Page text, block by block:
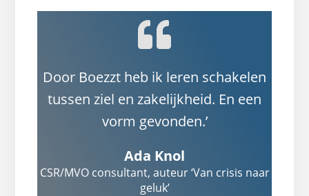
Door Boezzt heb ik leren schakelen
tussen ziel en zakelijkheid. En een
vorm gevonden.’
Ada Knol
CSR/MVO consultant, auteur ‘Van crisis naar
geluk’